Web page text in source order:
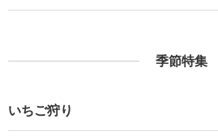
季節特集
いちご狩り